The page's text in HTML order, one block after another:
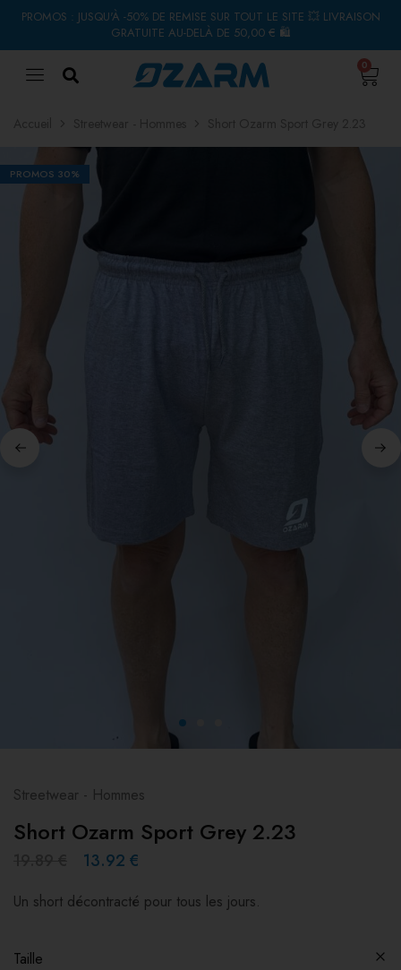
PROMOS : JUSQU'À -50% DE REMISE SUR TOUT LE SITE 💥 LIVRAISON
GRATUITE AU-DELÀ DE 50,00 € 🛍
0
PROMOS 30%
Streetwear - Hommes
Short Ozarm Sport Grey 2.23
13.92 €
Un short décontracté pour tous les jours.
Taille